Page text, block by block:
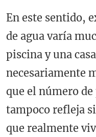
En este sentido,
de agua varía
piscina y una
necesariamente
que el número
tampoco refleja
que realmente